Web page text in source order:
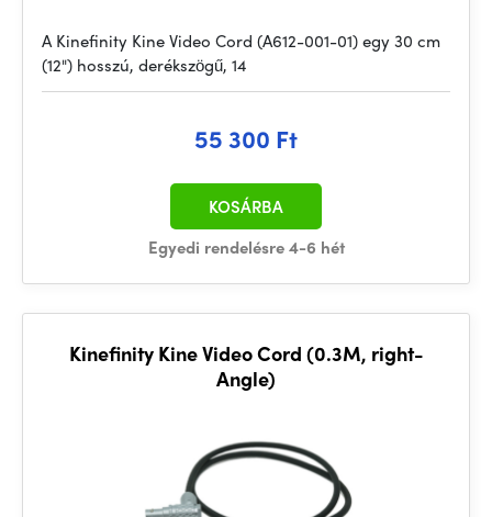
A Kinefinity Kine Video Cord (A612-001-01) egy 30 cm
(12") hosszú, derékszögű, 14
55 300 Ft
Egyedi rendelésre 4-6 hét
KOSÁRBA
Kinefinity Kine Video Cord (0.3M, right-
Angle)